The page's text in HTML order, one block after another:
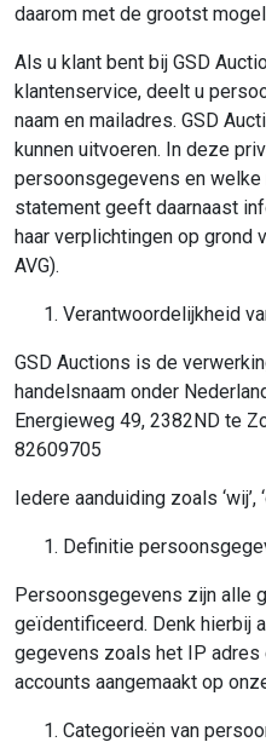
daarom met de grootst
Als u klant bent bij GSD
klantenservice, deelt u
naam en mailadres. GSD
kunnen uitvoeren. In deze
persoonsgegevens en welke
statement geeft daarnaast
haar verplichtingen op grond
AVG).
Verantwoordelijkheid
GSD Auctions is de
handelsnaam onder
Energieweg 49, 2382ND te
82609705
Iedere aanduiding zoals ‘wij’,
Definitie
Persoonsgegevens zijn alle
geïdentificeerd. Denk hierbij
gegevens zoals het IP adres
accounts aangemaakt op
Categorieën van